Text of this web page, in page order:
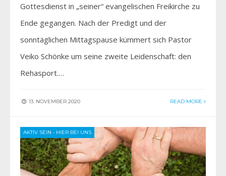
Gottesdienst in „seiner“ evangelischen Freikirche zu
Ende gegangen. Nach der Predigt und der
sonntäglichen Mittagspause kümmert sich Pastor
Veiko Schönke um seine zweite Leidenschaft: den
Rehasport.…
13. NOVEMBER 2020 READ MORE
AKTIV SEIN • HIER BEI UNS